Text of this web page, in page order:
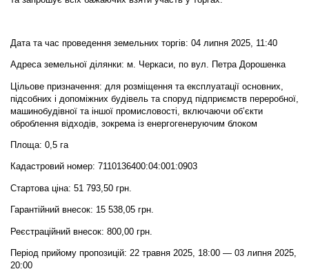
Дата та час проведення земельних торгів: 04 липня 2025, 11:40
Адреса земельної ділянки: м. Черкаси, по вул. Петра Дорошенка
Цільове призначення: для розміщення та експлуатації основних,
підсобних і допоміжних будівель та споруд підприємств переробної,
машинобудівної та іншої промисловості, включаючи об’єкти
оброблення відходів, зокрема із енергогенеруючим блоком
Площа: 0,5 га
Кадастровий номер: 7110136400:04:001:0903
Стартова ціна: 51 793,50 грн.
Гарантійний внесок: 15 538,05 грн.
Реєстраційний внесок: 800,00 грн.
Період прийому пропозицій: 22 травня 2025, 18:00 — 03 липня 2025,
20:00